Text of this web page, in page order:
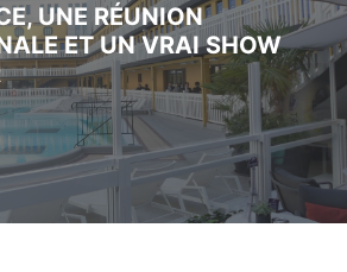
UNE RÉUNION
ET UN VRAI SHOW